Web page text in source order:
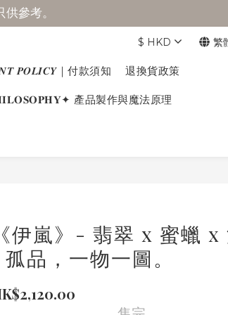
𝑷𝑶𝑳𝑰𝑪𝒀｜付款須知 退換貨政策
產品製作與魔法原理
$ HKD 繁
《伊嵐》- 翡翠 x 蜜蠟 x
孤品，一物一圖。
參考。